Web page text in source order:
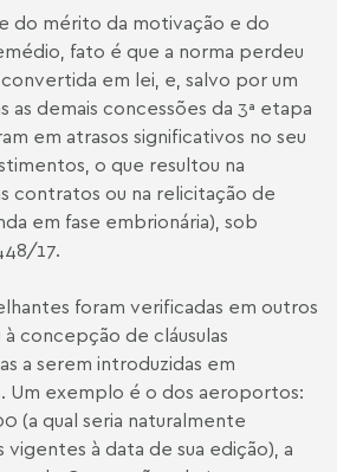
do mérito da motivação e do
fato é que a norma perdeu
em lei, e, salvo por um
demais concessões da 3ª etapa
em atrasos significativos no seu
o que resultou na
contratos ou na relicitação de
em fase embrionária), sob
17.
foram verificadas em outros
concepção de cláusulas
a serem introduzidas em
Um exemplo é o dos aeroportos:
(a qual seria naturalmente
à data de sua edição), a